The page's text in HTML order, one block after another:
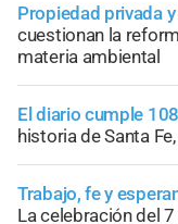
Propiedad privada
cuestionan la
materia ambiental
El diario cumple
historia de Santa
Trabajo, fe y
La celebración del